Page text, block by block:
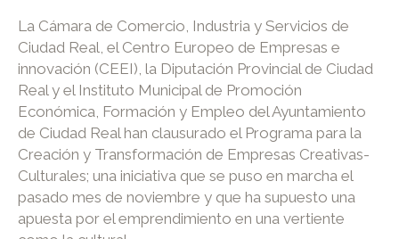
La Cámara de Comercio, Industria y Servicios de
Ciudad Real, el Centro Europeo de Empresas e
innovación (CEEI), la Diputación Provincial de Ciudad
Real y el Instituto Municipal de Promoción
Económica, Formación y Empleo del Ayuntamiento
de Ciudad Real han clausurado el Programa para la
Creación y Transformación de Empresas Creativas-
Culturales; una iniciativa que se puso en marcha el
pasado mes de noviembre y que ha supuesto una
apuesta por el emprendimiento en una vertiente